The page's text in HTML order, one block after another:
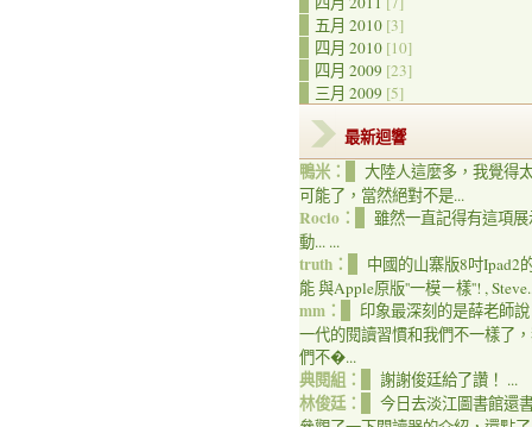
五月 2010[3]
四月 2010[10]
四月 2009 [23]
三月 2009 [5]
最新迴響
鴨米：
大陸人這麼多，我覺得
可能了，當然絕對不是...
Rocio：
雖然一直記得有這項展
動... ...
truth：
中國的山寨版8吋Ipad2
能 與Apple原版''一模ㄧ樣''! ,
mm：
印象最深刻的是薛老師
一代的閱讀習慣和我們不一樣了
們不�...
典閱組： 謝謝俊廷給了讚！ ...
林俊廷：
今日去淡江圖書館還